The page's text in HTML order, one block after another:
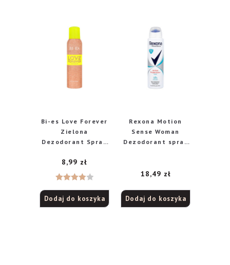
Bi-es Love Forever
Zielona
Dezodorant Spray
4.00na
8,99 zł
Dodaj do koszyka
Rexona Motion
Sense Woman
Dezodorant spray
18,49 zł
Dodaj do koszyka